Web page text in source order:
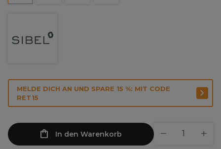
MELDE DICH AN UND SPARE 15 %: MIT CODE
RET15
In den Warenkorb